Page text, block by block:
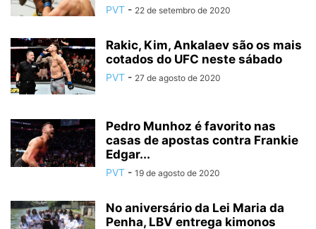
PVT - 22 de setembro de 2020
Rakic, Kim, Ankalaev são os mais
cotados do UFC neste sábado
PVT - 27 de agosto de 2020
Pedro Munhoz é favorito nas
casas de apostas contra Frankie
Edgar...
PVT - 19 de agosto de 2020
No aniversário da Lei Maria da
Penha, LBV entrega kimonos